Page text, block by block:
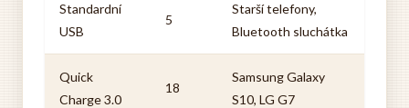
Standardní
USB
5
Starší telefony,
Bluetooth sluchátka
Quick
Charge 3.0
18
Samsung Galaxy
S10, LG G7